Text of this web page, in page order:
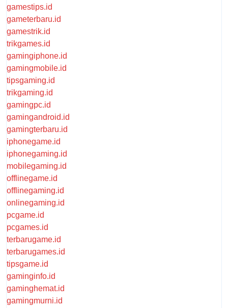
gamestips.id
gameterbaru.id
gamestrik.id
trikgames.id
gamingiphone.id
gamingmobile.id
tipsgaming.id
trikgaming.id
gamingpc.id
gamingandroid.id
gamingterbaru.id
iphonegame.id
iphonegaming.id
mobilegaming.id
offlinegame.id
offlinegaming.id
onlinegaming.id
pcgame.id
pcgames.id
terbarugame.id
terbarugames.id
tipsgame.id
gaminginfo.id
gaminghemat.id
gamingmurni.id